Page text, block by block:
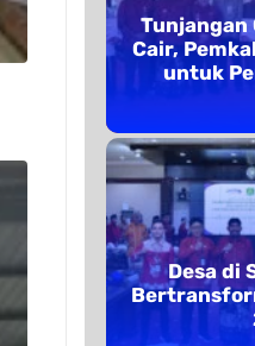
Tunjangan
Cair,
untuk
Desa di